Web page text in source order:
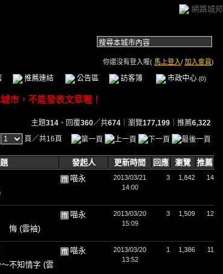
網路城邦
你還沒有登入喔( 馬上登入/ 加入會員)
推薦連結 公告區 訪客簿 市政中心 (0)
主題314 、回覆360／共674 ｜瀏覽177,199 ｜推薦6,322
頁／共16頁
發起人 更新時間 回應 瀏覽
推薦
喵永
2013/03/21
14:00
3 1,842 14
悔 (雲袖)
喵永
2013/03/20
15:09
3 1,509 12
不知情字 (雲
喵永
2013/03/20
13:52
1 1,386 11